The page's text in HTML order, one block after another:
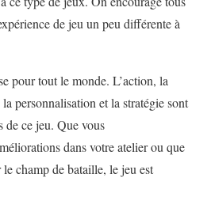
de jeu un peu différente à
pour tout le monde. L’action, la
personnalisation et la stratégie sont
de ce jeu. Que vous
dans votre atelier ou que
champ de bataille, le jeu est